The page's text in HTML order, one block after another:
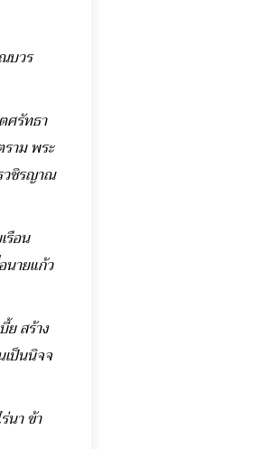
บวร
ศรัทธา
าม พระ
วชิรญาณ
รือน
นายแก้ว
ย สร้าง
เป็นนิจจ
นา ข้า